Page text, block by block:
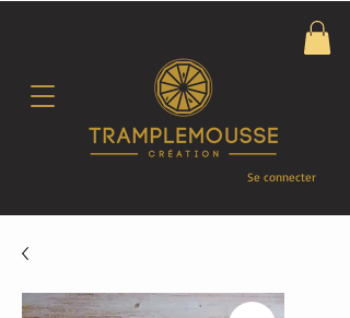
Se connecter